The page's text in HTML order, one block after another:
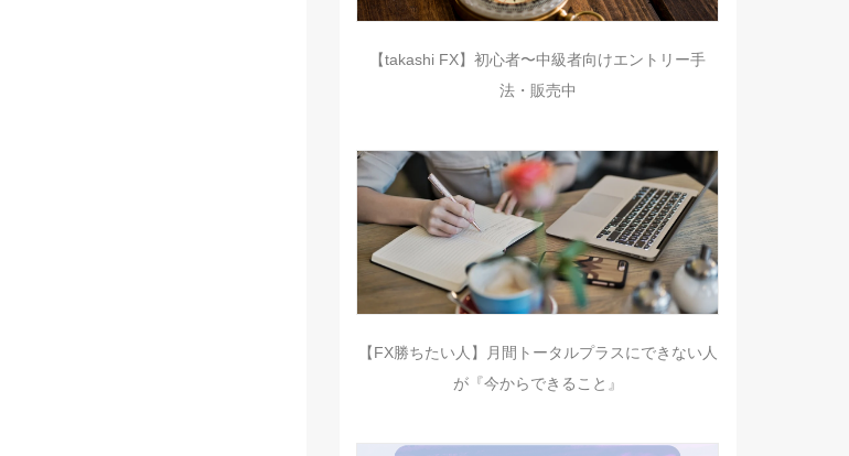
【takashi FX】初心者〜中級者向けエントリー手
法・販売中
【FX勝ちたい人】月間トータルプラスにできない人
が『今からできること』